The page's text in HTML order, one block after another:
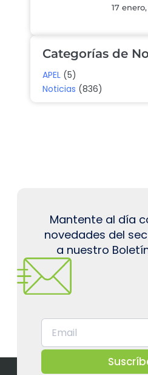
17
Categorías de
APEL (5)
Noticias (836)
Mantente al día
novedades del
a nuestro